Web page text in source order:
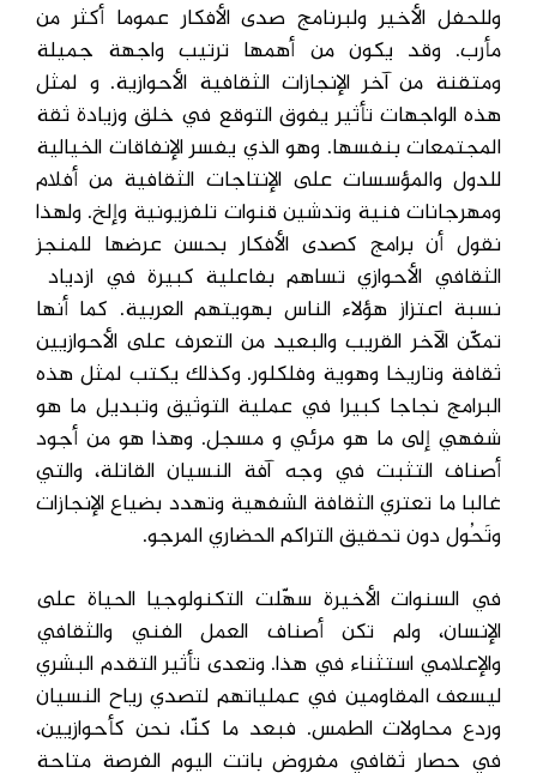
وللحفل الأخير ولبرنامج صدى الأفكار عموما أكثر من
مأرب. وقد يكون من أهمها ترتيب واجهة جميلة
ومتقنة من آخر الإنجازات الثقافية الأحوازية. و لمثل
هذه الواجهات تأثير يفوق التوقع في خلق وزيادة ثقة
المجتمعات بنفسها. وهو الذي يفسر الإنفاقات الخيالية
للدول والمؤسسات على الإنتاجات الثقافية من أفلام
ومهرجانات فنية وتدشين قنوات تلفزيونية وإلخ. ولهذا
نقول أن برامج كصدى الأفكار بحسن عرضها للمنجز
الثقافي الأحوازي تساهم بفاعلية كبيرة في ازدياد
نسبة اعتزاز هؤلاء الناس بهويتهم العربية. كما أنها
تمكّن الآخر القريب والبعيد من التعرف على الأحوازيين
ثقافة وتاريخا وهوية وفلكلور. وكذلك يكتب لمثل هذه
البرامج نجاجا كبيرا في عملية التوثيق وتبديل ما هو
شفهي إلى ما هو مرئي و مسجل. وهذا هو من أجود
أصناف التثبت في وجه آفة النسيان القاتلة، والتي
غالبا ما تعتري الثقافة الشفهية وتهدد بضياع الإنجازات
وتَحُول دون تحقيق التراكم الحضاري المرجو.
في السنوات الأخيرة سهّلت التكنولوجيا الحياة على
الإنسان، ولم تكن أصناف العمل الفني والثقافي
والإعلامي استثناء في هذا. وتعدى تأثير التقدم البشري
ليسعف المقاومين في عملياتهم لتصدي رياح النسيان
وردع محاولات الطمس. فبعد ما كنّا، نحن كأحوازيين،
في حصار ثقافي مفروض باتت اليوم الفرصة متاحة